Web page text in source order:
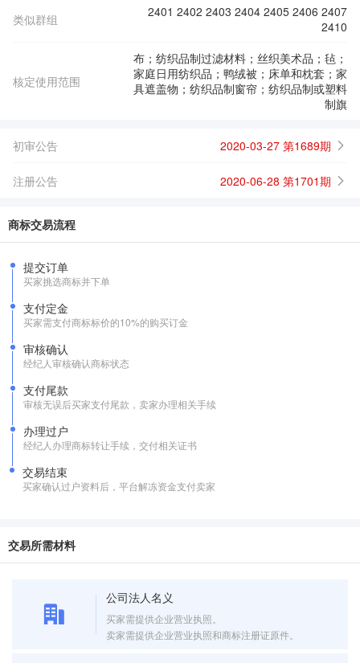
类似群组
2401 2402 2403 2404 2405 2406 2407
2410
核定使用范围
布；纺织品制过滤材料；丝织美术品；毡；
家庭日用纺织品；鸭绒被；床单和枕套；家
具遮盖物；纺织品制窗帘；纺织品制或塑料
制旗
初审公告 2020-03-27 第1689期
注册公告 2020-06-28 第1701期
商标交易流程
提交订单
买家挑选商标并下单
支付定金
买家需支付商标标价的10%的购买订金
审核确认
经纪人审核确认商标状态
支付尾款
审核无误后买家支付尾款，卖家办理相关手续
办理过户
经纪人办理商标转让手续，交付相关证书
交易结束
买家确认过户资料后，平台解冻资金支付卖家
交易所需材料
公司法人名义
买家需提供企业营业执照。
卖家需提供企业营业执照和商标注册证原件。